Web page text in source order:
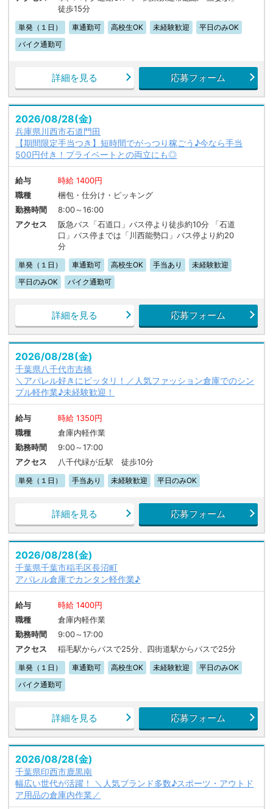
徒歩15分
単発（１日） 車通勤可 高校生OK 未経験歓迎
平日のみOK
バイク通勤可
詳細を見る 応募フォーム
2026/08/28(金)
兵庫県川西市石道門田
【期間限定手当つき】短時間でがっつり稼ごう♪今なら手当
500円付き！プライベートとの両立にも◎
給与
時給 1400円
職種
梱包・仕分け・ピッキング
勤務時間
8:00～16:00
アクセス
阪急バス「石道口」バス停より徒歩約10分 「石道
口」バス停までは「川西能勢口」バス停より約20
分
単発（１日） 車通勤可 高校生OK 手当あり
未経験歓迎
平日のみOK
バイク通勤可
詳細を見る 応募フォーム
2026/08/28(金)
千葉県八千代市吉橋
＼アパレル好きにピッタリ！／人気ファッション倉庫でのシン
プル軽作業♪未経験歓迎！
給与
時給 1350円
職種
倉庫内軽作業
勤務時間
9:00～17:00
アクセス
八千代緑が丘駅 徒歩10分
単発（１日） 手当あり 未経験歓迎 平日のみOK
詳細を見る 応募フォーム
2026/08/28(金)
千葉県千葉市稲毛区長沼町
アパレル倉庫でカンタン軽作業♪
給与
時給 1400円
職種
倉庫内軽作業
勤務時間
9:00～17:00
アクセス
稲毛駅からバスで25分、四街道駅からバスで25分
単発（１日） 車通勤可 高校生OK 未経験歓迎
平日のみOK
バイク通勤可
詳細を見る 応募フォーム
2026/08/28(金)
千葉県印西市鹿黒南
幅広い世代が活躍！ ＼人気ブランド多数♪スポーツ・アウトド
ア用品の倉庫内作業／